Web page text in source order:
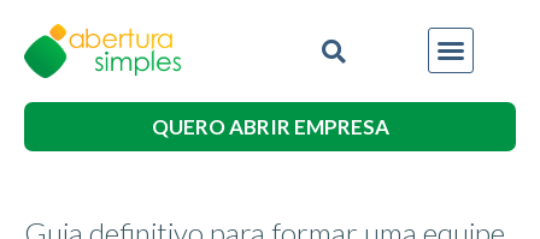
QUERO ABRIR EMPRESA